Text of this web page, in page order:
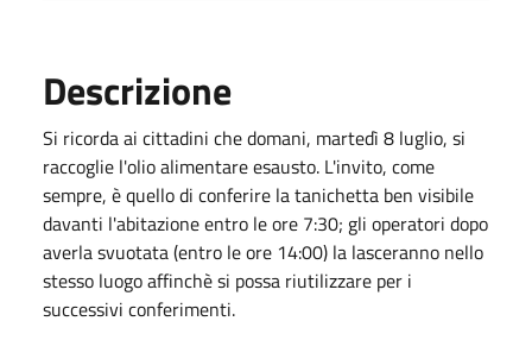
Descrizione
Si ricorda ai cittadini che domani, martedì 8 luglio, si
raccoglie l'olio alimentare esausto. L'invito, come
sempre, è quello di conferire la tanichetta ben visibile
davanti l'abitazione entro le ore 7:30; gli operatori dopo
averla svuotata (entro le ore 14:00) la lasceranno nello
stesso luogo affinchè si possa riutilizzare per i
successivi conferimenti.